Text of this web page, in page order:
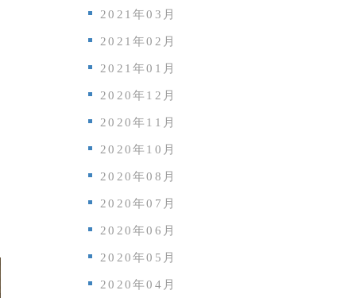
2021年03月
2021年02月
2021年01月
2020年12月
2020年11月
2020年10月
2020年08月
2020年07月
2020年06月
2020年05月
2020年04月